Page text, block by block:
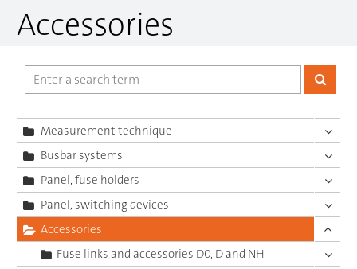
Accessories
Measurement technique
Busbar systems
Panel, fuse holders
Panel, switching devices
Accessories
Fuse links and accessories D0, D and NH